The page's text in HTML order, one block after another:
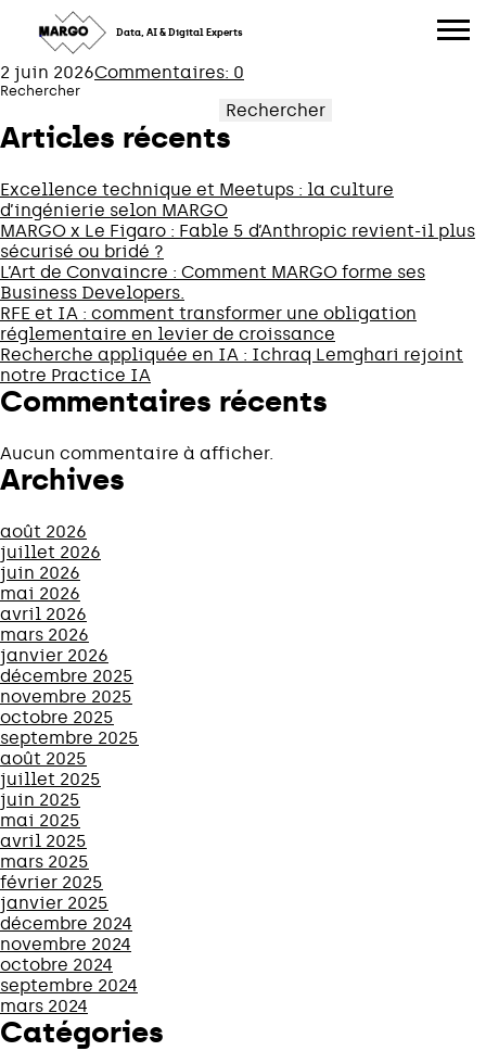
Skip
to
content
Data, AI & Digital Experts
PARISJUG
2 juin 2026Commentaires: 0
Rechercher
Rechercher
Articles récents
Excellence technique et Meetups : la culture
d’ingénierie selon MARGO
MARGO x Le Figaro : Fable 5 d’Anthropic revient-il plus
sécurisé ou bridé ?
L’Art de Convaincre : Comment MARGO forme ses
Business Developers.
RFE et IA : comment transformer une obligation
réglementaire en levier de croissance
Recherche appliquée en IA : Ichraq Lemghari rejoint
notre Practice IA
Commentaires récents
Aucun commentaire à afficher.
Archives
août 2026
juillet 2026
juin 2026
mai 2026
avril 2026
mars 2026
janvier 2026
décembre 2025
novembre 2025
octobre 2025
septembre 2025
août 2025
juillet 2025
juin 2025
mai 2025
avril 2025
mars 2025
février 2025
janvier 2025
décembre 2024
novembre 2024
octobre 2024
septembre 2024
mars 2024
Catégories